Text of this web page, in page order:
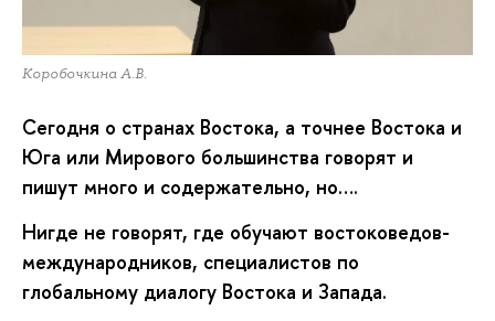
Коробочкина А.В.
Сегодня о странах Востока, а точнее Востока и
Юга или Мирового большинства говорят и
пишут много и содержательно, но….
Нигде не говорят, где обучают востоковедов-
международников, специалистов по
глобальному диалогу Востока и Запада.